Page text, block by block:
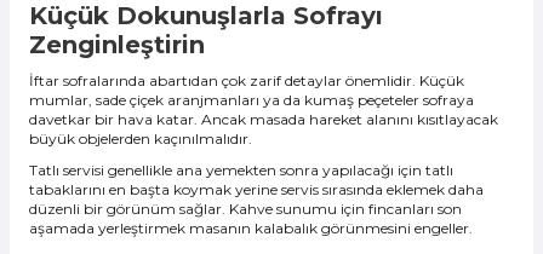
Küçük Dokunuşlarla Sofrayı
Zenginleştirin
İftar sofralarında abartıdan çok zarif detaylar önemlidir. Küçük
mumlar, sade çiçek aranjmanları ya da kumaş peçeteler sofraya
davetkar bir hava katar. Ancak masada hareket alanını kısıtlayacak
büyük objelerden kaçınılmalıdır.
Tatlı servisi genellikle ana yemekten sonra yapılacağı için tatlı
tabaklarını en başta koymak yerine servis sırasında eklemek daha
düzenli bir görünüm sağlar. Kahve sunumu için fincanları son
aşamada yerleştirmek masanın kalabalık görünmesini engeller.